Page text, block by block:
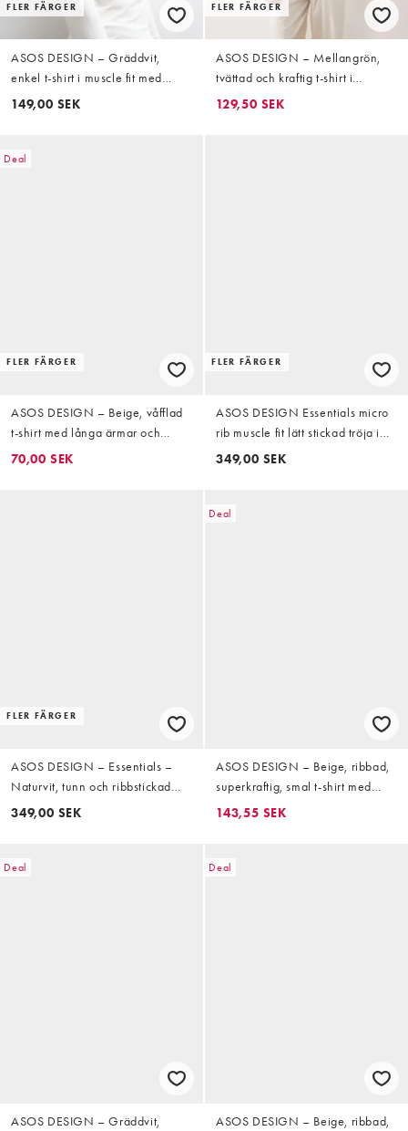
FLER FÄRGER
ASOS DESIGN – Gräddvit,
enkel t-shirt i muscle fit med
långa ärmar
149,00 SEK
FLER FÄRGER
ASOS DESIGN – Mellangrön,
tvättad och kraftig t-shirt i
oversized fit med boxig passform
129,50 SEK
Deal
FLER FÄRGER
ASOS DESIGN – Beige, våfflad
t-shirt med långa ärmar och
regular fit
70,00 SEK
FLER FÄRGER
ASOS DESIGN Essentials micro
rib muscle fit lätt stickad tröja i
svart
349,00 SEK
FLER FÄRGER
ASOS DESIGN – Essentials –
Naturvit, tunn och ribbstickad
tröja i muscle fit
349,00 SEK
Deal
ASOS DESIGN – Beige, ribbad,
superkraftig, smal t-shirt med
långa ärmar
143,55 SEK
Deal
ASOS DESIGN – Gräddvit,
Deal
ASOS DESIGN – Beige, ribbad,